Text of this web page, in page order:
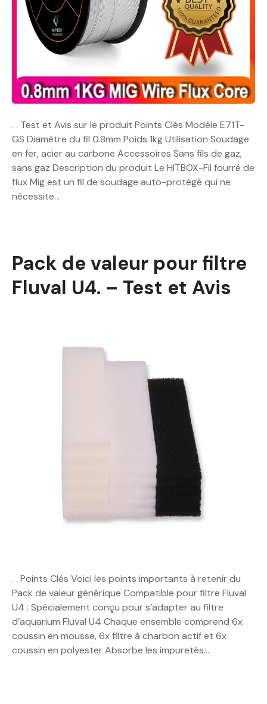
. . Test et Avis sur le produit Points Clés Modèle E71T-
GS Diamètre du fil 0.8mm Poids 1kg Utilisation Soudage
en fer, acier au carbone Accessoires Sans fils de gaz,
sans gaz Description du produit Le HITBOX-Fil fourré de
flux Mig est un fil de soudage auto-protégé qui ne
nécessite…
Pack de valeur pour filtre
Fluval U4. – Test et Avis
. . Points Clés Voici les points importants à retenir du
Pack de valeur générique Compatible pour filtre Fluval
U4 : Spécialement conçu pour s’adapter au filtre
d’aquarium Fluval U4 Chaque ensemble comprend 6x
coussin en mousse, 6x filtre à charbon actif et 6x
coussin en polyester Absorbe les impuretés…